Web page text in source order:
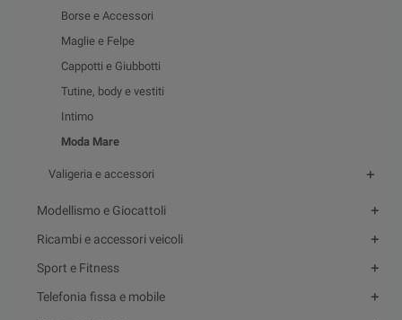
Borse e Accessori
Maglie e Felpe
Cappotti e Giubbotti
Tutine, body e vestiti
Intimo
Moda Mare
Valigeria e accessori
Modellismo e Giocattoli
Ricambi e accessori veicoli
Sport e Fitness
Telefonia fissa e mobile